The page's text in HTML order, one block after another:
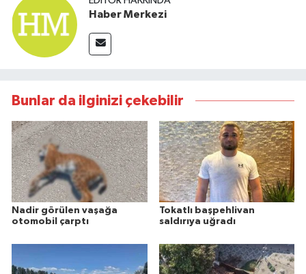
Haber Merkezi
Bunlar da ilginizi çekebilir
Nadir görülen vaşağa
otomobil çarptı
Tokatlı başpehlivan
saldırıya uğradı